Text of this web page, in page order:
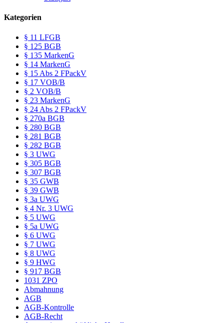
Kategorien
§ 11 LFGB
§ 125 BGB
§ 135 MarkenG
§ 14 MarkenG
§ 15 Abs 2 FPackV
§ 17 VOB/B
§ 2 VOB/B
§ 23 MarkenG
§ 24 Abs 2 FPackV
§ 270a BGB
§ 280 BGB
§ 281 BGB
§ 282 BGB
§ 3 UWG
§ 305 BGB
§ 307 BGB
§ 35 GWB
§ 39 GWB
§ 3a UWG
§ 4 Nr. 3 UWG
§ 5 UWG
§ 5a UWG
§ 6 UWG
§ 7 UWG
§ 8 UWG
§ 9 HWG
§ 917 BGB
1031 ZPO
Abmahnung
AGB
AGB-Kontrolle
AGB-Recht